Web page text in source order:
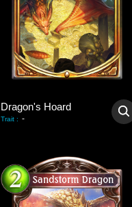
Dragon's Hoard
Trait : -